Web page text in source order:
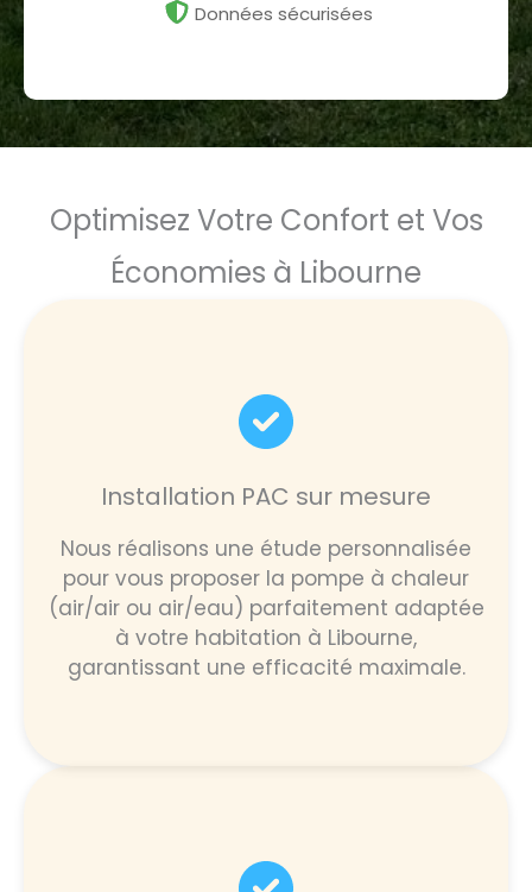
Données sécurisées
Optimisez Votre Confort et Vos
Économies à Libourne
Installation PAC sur mesure
Nous réalisons une étude personnalisée
pour vous proposer la pompe à chaleur
(air/air ou air/eau) parfaitement adaptée
à votre habitation à Libourne,
garantissant une efficacité maximale.